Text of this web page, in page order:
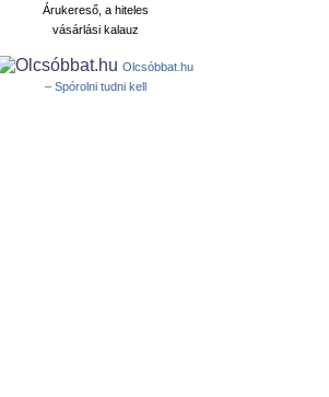
Árukereső, a hiteles
vásárlási kalauz
Olcsóbbat.hu
– Spórolni tudni kell